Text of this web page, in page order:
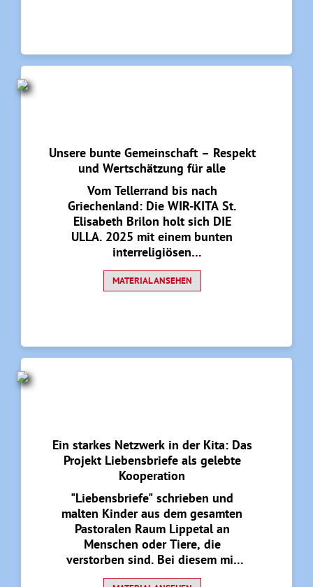
partnern.
Unsere bunte Gemeinschaft – Respekt
und Wertschätzung für alle
Vom Tellerrand bis nach
Griechenland: Die WIR-KITA St.
Elisabeth Brilon holt sich DIE
ULLA. 2025 mit einem bunten
interreligiösen
Gemeinschaftsprojekt. Unter
Beteiligung aller in und rund um
MATERIAL ANSEHEN
Ein starkes Netzwerk in der Kita: Das
Projekt Liebensbriefe als gelebte
Kooperation
"Liebensbriefe" schrieben und
malten Kinder aus dem gesamten
Pastoralen Raum Lippetal an
Menschen oder Tiere, die
verstorben sind. Bei diesem mit
dem KitaRel-Kreativpreis 2025